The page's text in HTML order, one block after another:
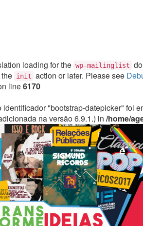
loading for the wp-mailinglist
init action or later. Please see
line6170
identificador "bootstrap-datepicker" foi
na versão 6.9.1.) in /home/